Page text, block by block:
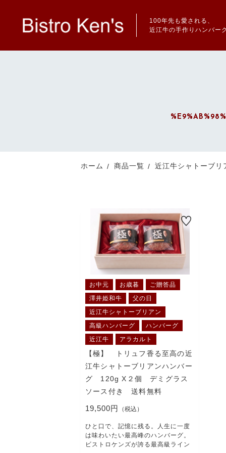
100年先も愛される、
近江牛の手作りハンバー
新着商品
最近チェックした商品
CHECKED PRODUCTS
当店について
ABOUT US
よくある質問
FAQ
ホーム 商品一覧 近江牛シャトーブリ
お中元 お歳暮
ご贈答品
澤井姫和牛
父の日
近江牛シャトーブリアン
高級ハンバーグ
ハンバーグ
近江牛
アラカルト
【極】 トリュフ香る至高の近
江牛シャトーブリアンハンバー
グ 120g X２個 デミグラス
ソース付き 送料無料
19,500円 （税込）
ひと口で、記憶に残る。人生に一度
は味わいたい最高峰のハンバーグ。
ビストロケンズが誇る最高級ライン